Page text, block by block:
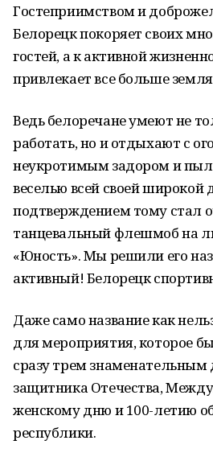
Гостеприимством и
Белорецк покоряет своих
гостей, а к активной
привлекает все больше
Ведь белоречане умеют не
работать, но и отдыхают с
неукротимым задором и
веселью всей своей
подтверждением тому стал
танцевальный флешмоб на
«Юность». Мы решили его
активный! Белорецк
Даже само название как
для мероприятия, которое
сразу трем
защитника Отечества,
женскому дню и 100-летию
республики.